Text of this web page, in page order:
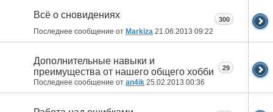
Всё о сновидениях
Последнее сообщение от Markiza 21.06.2013 09:22
300
Дополнительные навыки и
преимущества от нашего общего хобби
Последнее сообщение от an4ik 25.02.2013 00:36
29